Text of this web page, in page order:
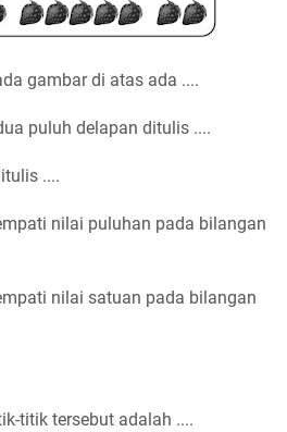
gambar di atas ada ....
puluh delapan ditulis ....
....
nilai puluhan pada bilangan
nilai satuan pada bilangan
titik tersebut adalah ....